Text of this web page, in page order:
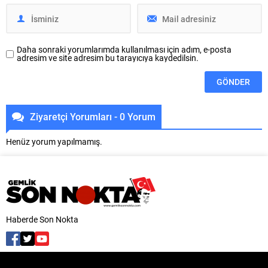
Hasan Öztürk...
Daha sonraki yorumlarımda kullanılması için adım, e-posta
adresim ve site adresim bu tarayıcıya kaydedilsin.
Ziyaretçi Yorumları - 0 Yorum
Henüz yorum yapılmamış.
Haberde Son Nokta